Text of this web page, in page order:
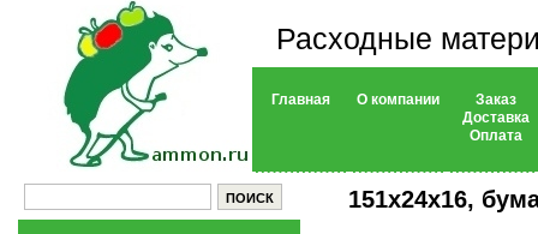
Расходные
Главная О компании
Заказ
Доставка
Оплата
151х24х16,